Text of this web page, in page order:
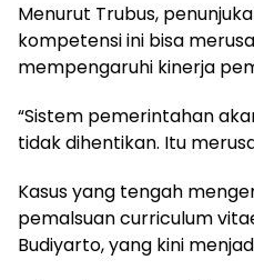
Menurut Trubus,
kompetensi ini bisa
mempengaruhi kinerja
“Sistem pemerintahan
tidak dihentikan. Itu
Kasus yang tengah
pemalsuan curriculum
Budiyarto, yang kini